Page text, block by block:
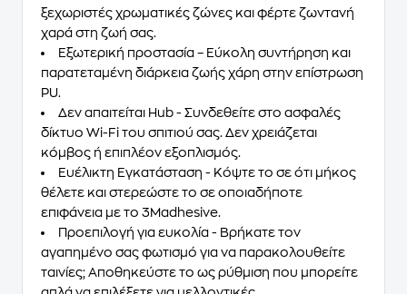
ξεχωριστές χρωματικές ζώνες και φέρτε ζωντανή
χαρά στη ζωή σας.
Εξωτερική προστασία – Εύκολη συντήρηση και
παρατεταμένη διάρκεια ζωής χάρη στην επίστρωση
PU.
Δεν απαιτείται Hub - Συνδεθείτε στο ασφαλές
δίκτυο Wi-Fi του σπιτιού σας. Δεν χρειάζεται
κόμβος ή επιπλέον εξοπλισμός.
Ευέλικτη Εγκατάσταση - Κόψτε το σε ότι μήκος
θέλετε και στερεώστε το σε οποιαδήποτε
επιφάνεια με το 3Madhesive.
Προεπιλογή για ευκολία - Βρήκατε τον
αγαπημένο σας φωτισμό για να παρακολουθείτε
ταινίες; Αποθηκεύστε το ως ρύθμιση που μπορείτε